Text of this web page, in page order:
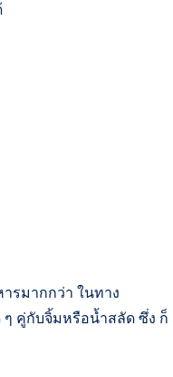
รมากกว่า ในทาง
คู่กับจิ้มหรือน้ำสลัด ซึ่ง ก็